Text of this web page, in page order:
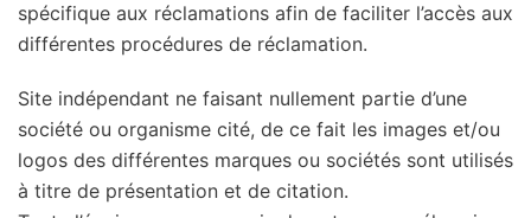
spécifique aux réclamations afin de faciliter l’accès aux
différentes procédures de réclamation.
Site indépendant ne faisant nullement partie d’une
société ou organisme cité, de ce fait les images et/ou
logos des différentes marques ou sociétés sont utilisés
à titre de présentation et de citation.